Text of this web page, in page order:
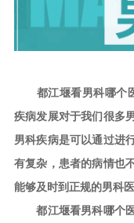
都江堰看男科哪个
疾病发展对于我们很多
男科疾病是可以通过进
有复杂，患者的病情也
能够及时到正规的男科
都江堰看男科哪个医